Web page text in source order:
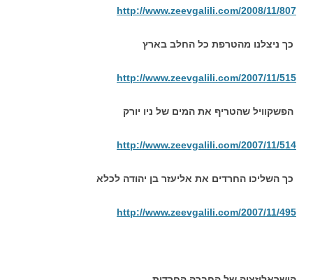
http://www.zeevgalili.com/2008/11/807
כך ניצלנו מהטרפת כל החלב בארץ
http://www.zeevgalili.com/2007/11/515
הפשקוויל שהטריף את המים של ניו יורק
http://www.zeevgalili.com/2007/11/514
כך השליכו החרדים את אליעזר בן יהודה לכלא
http://www.zeevgalili.com/2007/11/495